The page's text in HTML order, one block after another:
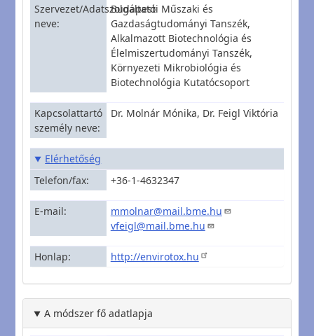
Szervezet/Adatszolgáltató
neve
Budapesti Műszaki és
Gazdaságtudományi Tanszék,
Alkalmazott Biotechnológia és
Élelmiszertudományi Tanszék,
Környezeti Mikrobiológia és
Biotechnológia Kutatócsoport
Kapcsolattartó
személy neve
Dr. Molnár Mónika, Dr. Feigl Viktória
Elérhetőség
Telefon/fax
+36-1-4632347
E-mail
mmolnar@mail.bme.hu
vfeigl@mail.bme.hu
Honlap http://envirotox.hu
A módszer fő adatlapja